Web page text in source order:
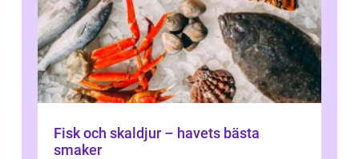
Fisk och skaldjur – havets bästa
smaker